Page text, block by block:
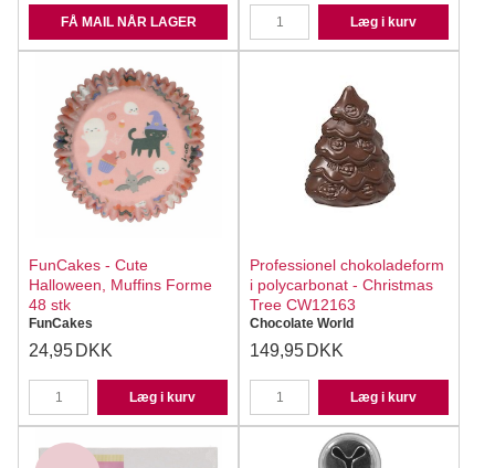
FÅ MAIL NÅR LAGER Læg i kurv
FunCakes - Cute
Halloween, Muffins Forme
48 stk
FunCakes
24,95 DKK
Læg i kurv
Professionel chokoladeform
i polycarbonat - Christmas
Tree CW12163
Chocolate World
149,95 DKK
Læg i kurv